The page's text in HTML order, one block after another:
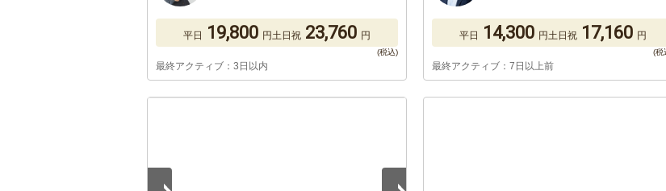
平日 19,800 円土日祝 23,760 円
最終アクティブ：3日以内
平日 14,300 円土日祝 17,160 円
最終アクティブ：7日以上前